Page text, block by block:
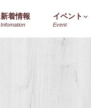
新着情報
Infomation
イベント
Event